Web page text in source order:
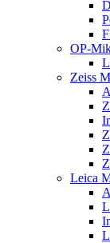
OP-
Zeiss
Leica